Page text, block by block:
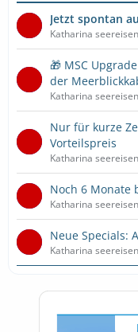
Jetzt spontan
Katharina
🎁 MSC
der
Katharina
Nur für kurze
Vorteilspreis
Katharina
Noch 6 Monate
Katharina
Neue Specials:
Katharina